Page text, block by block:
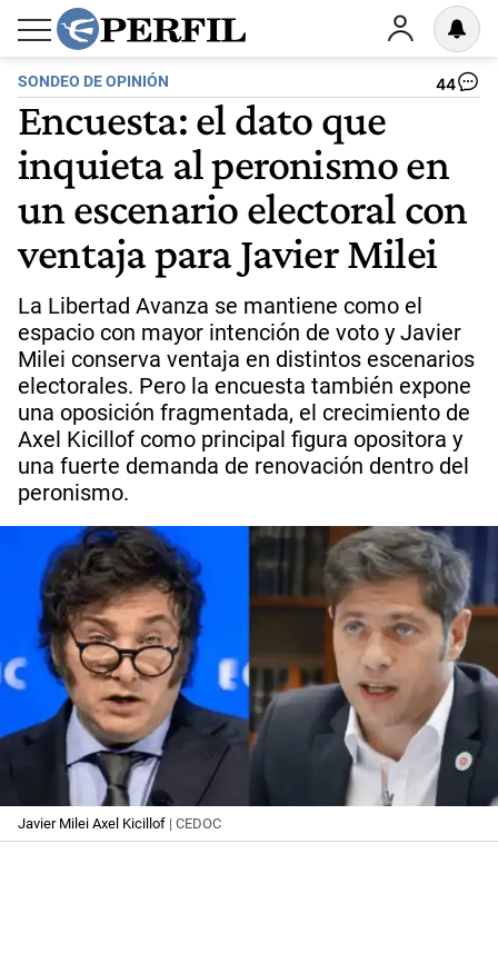
SONDEO DE OPINIÓN 44
Encuesta: el dato que
inquieta al peronismo en
un escenario electoral con
ventaja para Javier Milei
La Libertad Avanza se mantiene como el
espacio con mayor intención de voto y Javier
Milei conserva ventaja en distintos escenarios
electorales. Pero la encuesta también expone
una oposición fragmentada, el crecimiento de
Axel Kicillof como principal figura opositora y
una fuerte demanda de renovación dentro del
peronismo.
Javier Milei Axel Kicillof | CEDOC